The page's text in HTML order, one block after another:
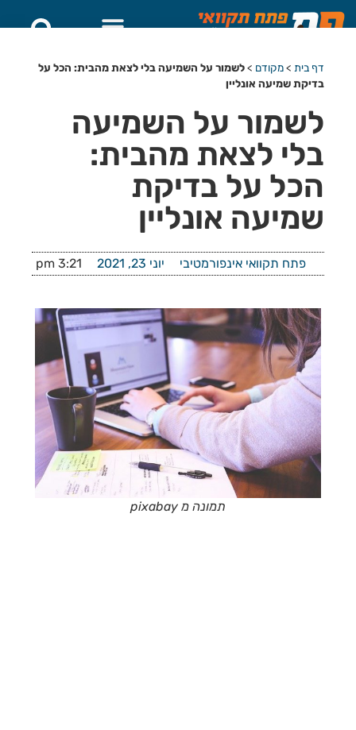
דף בית >מקודם >לשמור על השמיעה בלי לצאת מהבית: הכל על
בדיקת שמיעה אונליין
לשמור על השמיעה
בלי לצאת מהבית:
הכל על בדיקת
שמיעה אונליין
פתח תקוואי אינפורמטיבי יוני 23, 2021 3:21 pm
תמונה מ pixabay